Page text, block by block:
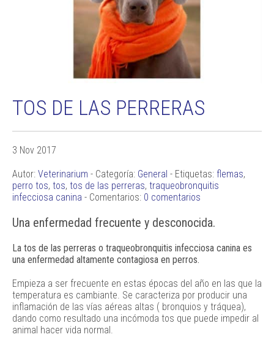
TOS DE LAS PERRERAS
3 Nov 2017
Autor: Veterinarium - Categoría: General - Etiquetas: flemas,
perro tos, tos, tos de las perreras, traqueobronquitis
infecciosa canina - Comentarios: 0 comentarios
Una enfermedad frecuente y desconocida.
La tos de las perreras o traqueobronquitis infecciosa canina es
una enfermedad altamente contagiosa en perros.
Empieza a ser frecuente en estas épocas del año en las que la
temperatura es cambiante. Se caracteriza por producir una
inflamación de las vías aéreas altas ( bronquios y tráquea),
dando como resultado una incómoda tos que puede impedir al
animal hacer vida normal.